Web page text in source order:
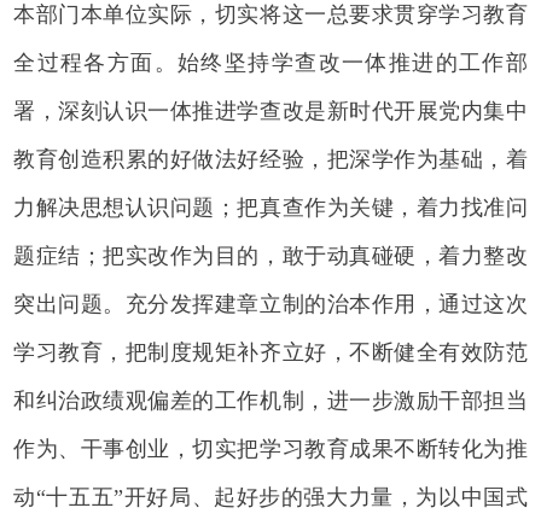
本部门本单位实际，切实将这一总要求贯穿学习教育
全过程各方面。始终坚持学查改一体推进的工作部
署，深刻认识一体推进学查改是新时代开展党内集中
教育创造积累的好做法好经验，把深学作为基础，着
力解决思想认识问题；把真查作为关键，着力找准问
题症结；把实改作为目的，敢于动真碰硬，着力整改
突出问题。充分发挥建章立制的治本作用，通过这次
学习教育，把制度规矩补齐立好，不断健全有效防范
和纠治政绩观偏差的工作机制，进一步激励干部担当
作为、干事创业，切实把学习教育成果不断转化为推
动“十五五”开好局、起好步的强大力量，为以中国式